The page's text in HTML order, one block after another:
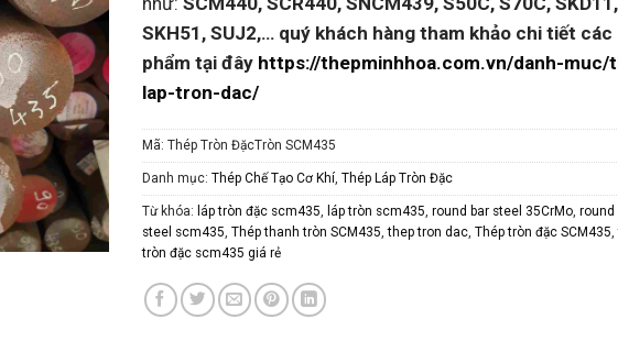
SKH51, SUJ2,… quý khách hàng tham khảo chi tiết các
phẩm tại đây https://thepminhhoa.com.vn/danh-muc/
lap-tron-dac/
Mã:Thép Tròn ĐặcTròn SCM435
Danh mục:Thép Chế Tạo Cơ Khí,Thép Láp Tròn Đặc
Từ khóa: láp tròn đặc scm435, láp tròn scm435,round bar steel 35CrMo,round
steel scm435,Thép thanh tròn SCM435,thep tron dac,Thép tròn đặc SCM435,
tròn đặc scm435 giá rẻ